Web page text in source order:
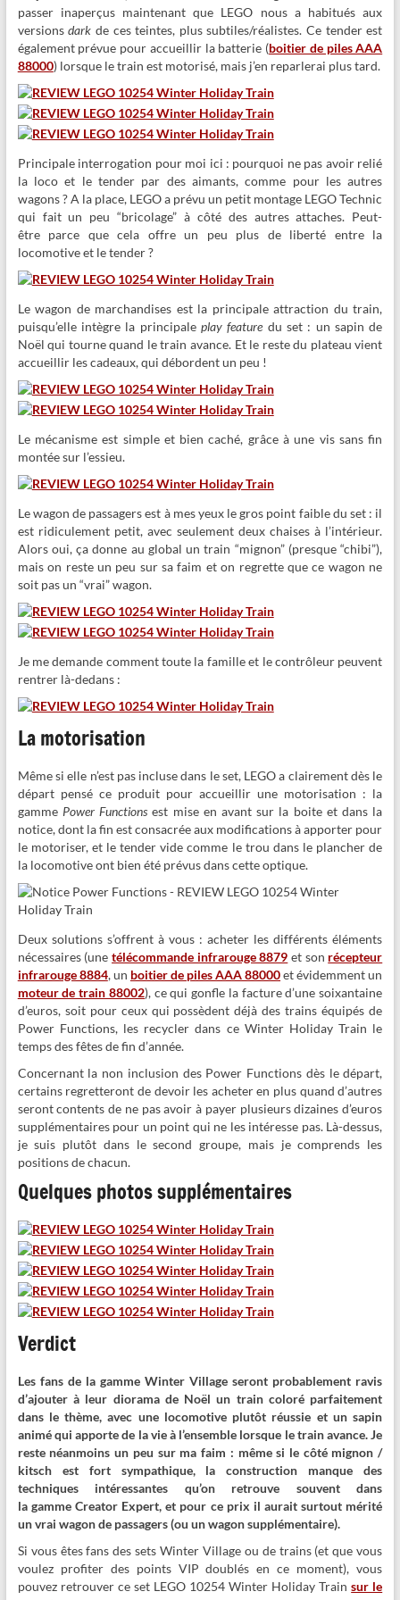
passer inaperçus maintenant que LEGO nous a habitués aux
versionsdark de ces teintes, plus subtiles/réalistes. Ce tender est
également prévue pour accueillir la batterie (boitier de piles AAA
88000) lorsque le train est motorisé, mais j’en reparlerai plus tard.
Principale interrogation pour moi ici : pourquoi ne pas avoir relié
la loco et le tender par des aimants, comme pour les autres
wagons ? A la place, LEGO a prévu un petit montage LEGO Technic
qui fait un peu “bricolage” à côté des autres attaches. Peut-
être parce que cela offre un peu plus de liberté entre la
locomotive et le tender ?
Le wagon de marchandises est la principale attraction du train,
puisqu’elle intègre la principaleplay feature du set : un sapin de
Noël qui tourne quand le train avance. Et le reste du plateau vient
accueillir les cadeaux, qui débordent un peu !
Le mécanisme est simple et bien caché, grâce à une vis sans fin
montée sur l’essieu.
Le wagon de passagers est à mes yeux le gros point faible du set : il
est ridiculement petit, avec seulement deux chaises à l’intérieur.
Alors oui, ça donne au global un train “mignon” (presque “chibi”),
mais on reste un peu sur sa faim et on regrette que ce wagon ne
soit pas un “vrai” wagon.
Je me demande comment toute la famille et le contrôleur peuvent
rentrer là-dedans :
La motorisation
Même si elle n’est pas incluse dans le set, LEGO a clairement dès le
départ pensé ce produit pour accueillir une motorisation : la
gamme Power Functions est mise en avant sur la boite et dans la
notice, dont la fin est consacrée aux modifications à apporter pour
le motoriser, et le tender vide comme le trou dans le plancher de
la locomotive ont bien été prévus dans cette optique.
Deux solutions s’offrent à vous : acheter les différents éléments
nécessaires (unetélécommande infrarouge 8879 et son récepteur
infrarouge 8884, un boitier de piles AAA 88000et évidemment un
moteur de train 88002), ce qui gonfle la facture d’une soixantaine
d’euros, soit pour ceux qui possèdent déjà des trains équipés de
Power Functions, les recycler dans ce Winter Holiday Train le
temps des fêtes de fin d’année.
Concernant la non inclusion des Power Functions dès le départ,
certains regretteront de devoir les acheter en plus quand d’autres
seront contents de ne pas avoir à payer plusieurs dizaines d’euros
supplémentaires pour un point qui ne les intéresse pas. Là-dessus,
je suis plutôt dans le second groupe, mais je comprends les
positions de chacun.
Quelques photos supplémentaires
Verdict
Les fans de la gamme Winter Village seront probablement ravis
d’ajouter à leur diorama de Noël un train coloré parfaitement
dans le thème, avec une locomotive plutôt réussie et un sapin
animé qui apporte de la vie à l’ensemble lorsque le train avance. Je
reste néanmoins un peu sur ma faim : même si le côté mignon /
kitsch est fort sympathique, la construction manque des
techniques intéressantes qu’on retrouve souvent dans
la gamme Creator Expert, et pour ce prix il aurait surtout mérité
un vrai wagon de passagers (ou un wagon supplémentaire).
Si vous êtes fans des sets Winter Village ou de trains (et que vous
voulez profiter des points VIP doublés en ce moment), vous
pouvez retrouver ce set LEGO 10254 Winter Holiday Trainsur le